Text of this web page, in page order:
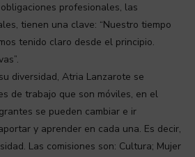
profesionales, las
tienen una clave: “Nuestro tiempo
tenido claro desde el principio.
diversidad, Atria Lanzarote se
de trabajo que son móviles, en el
se pueden cambiar e ir
y aprender en cada una. Es decir,
Las comisiones son: Cultura; Mujer